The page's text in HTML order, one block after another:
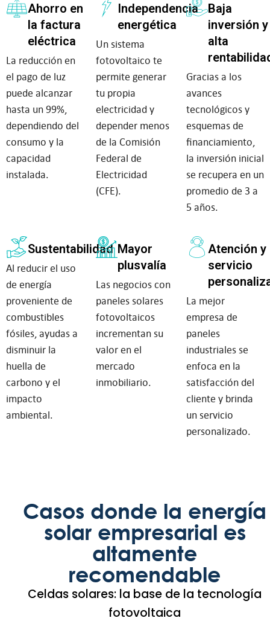
Ahorro en
la factura
eléctrica
La reducción en
el pago de luz
puede alcanzar
hasta un 99%,
dependiendo del
consumo y la
capacidad
instalada.
Independencia
energética
Un sistema
fotovoltaico te
permite generar
tu propia
electricidad y
depender menos
de la Comisión
Federal de
Electricidad
(CFE).
Baja
inversión y
alta
Gracias a los
avances
tecnológicos y
esquemas de
financiamiento,
la inversión inicial
se recupera en un
promedio de 3 a
5 años.
Sustentabilidad
Al reducir el uso
de energía
proveniente de
combustibles
fósiles, ayudas a
disminuir la
huella de
carbono y el
impacto
ambiental.
Mayor
plusvalía
Las negocios con
paneles solares
fotovoltaicos
incrementan su
valor en el
mercado
inmobiliario.
Atención y
servicio
La mejor
empresa de
paneles
industriales se
enfoca en la
satisfacción del
cliente y brinda
un servicio
personalizado.
Casos donde la energía
solar empresarial es
altamente
recomendable
Celdas solares: la base de la tecnología
fotovoltaica